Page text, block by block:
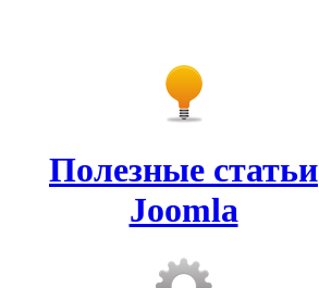
Полезные статьи
Joomla